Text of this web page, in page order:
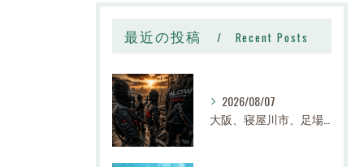
最近の投稿 Recent Posts
2026/08/07